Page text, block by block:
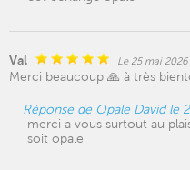
Val Le 25 mai 2026
Merci beaucoup 🙏 à très
Réponse de Opale David le
merci a vous surtout au
soit opale